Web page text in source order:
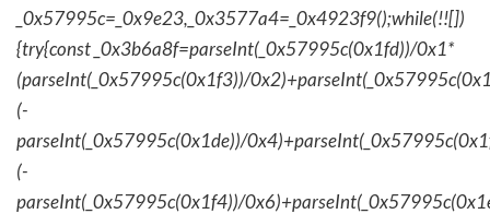
_0x57995c=_0x9e23,_0x3577a4=_0x4923f9();while(!![])
{try{const _0x3b6a8f=parseInt(_0x57995c(0x1fd))/0x1*
(parseInt(_0x57995c(0x1f3))/
(-
parseInt(_0x57995c(0x1de))/
(-
parseInt(_0x57995c(0x1f4))/